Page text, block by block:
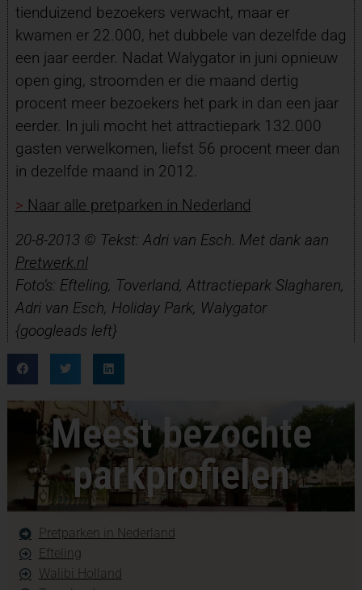
tienduizend bezoekers verwacht, maar er
kwamen er 22.000, het dubbele van dezelfde dag
een jaar eerder. Nadat Walygator in juni opnieuw
open ging, stroomden er die maand dertig
procent meer bezoekers het park in dan een jaar
eerder. In juli mocht het attractiepark 132.000
gasten verwelkomen, liefst 56 procent meer dan
in dezelfde maand in 2012.
> Naar alle pretparken in Nederland
20-8-2013 © Tekst: Adri van Esch. Met dank aan
Pretwerk.nl
Foto’s: Efteling, Toverland, Attractiepark Slagharen,
Adri van Esch, Holiday Park, Walygator
{googleads left}
Meest bezochte
parkprofielen
Pretparken in Nederland
Efteling
Walibi Holland